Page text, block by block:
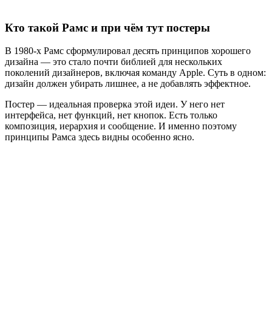
Кто такой Рамс и при чём тут постеры
В 1980-х Рамс сформулировал десять принципов хорошего
дизайна — это стало почти библией для нескольких
поколений дизайнеров, включая команду Apple. Суть в одном:
дизайн должен убирать лишнее, а не добавлять эффектное.
Постер — идеальная проверка этой идеи. У него нет
интерфейса, нет функций, нет кнопок. Есть только
композиция, иерархия и сообщение. И именно поэтому
принципы Рамса здесь видны особенно ясно.